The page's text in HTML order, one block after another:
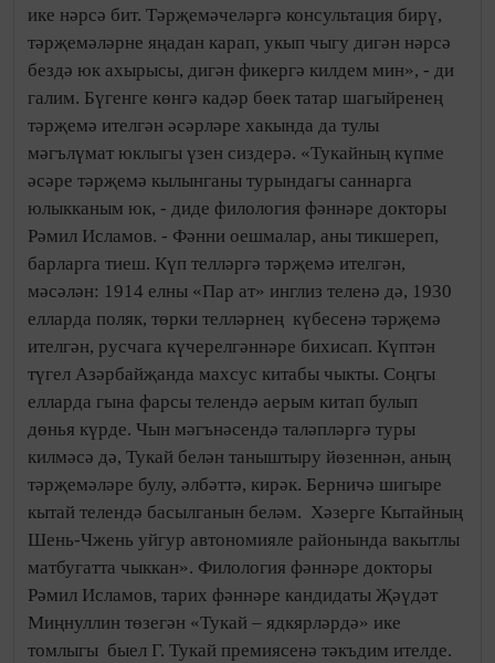
ике нәрсә бит. Тәрҗемәчеләргә консультация бирү,
тәрҗемәләрне яңадан карап, укып чыгу дигән нәрсә
бездә юк ахырысы, дигән фикергә килдем мин», - ди
галим. Бүгенге көнгә кадәр бөек татар шагыйренең
тәрҗемә ителгән әсәрләре хакында да тулы
мәгълүмат юклыгы үзен сиздерә. «Тукайның күпме
әсәре тәрҗемә кылынганы турындагы саннарга
юлыкканым юк, - диде филология фәннәре докторы
Рәмил Исламов. - Фәнни оешмалар, аны тикшереп,
барларга тиеш. Күп телләргә тәрҗемә ителгән,
мәсәлән: 1914 елны «Пар ат» инглиз теленә дә, 1930
елларда поляк, төрки телләрнең күбесенә тәрҗемә
ителгән, русчага күчерелгәннәре бихисап. Күптән
түгел Азәрбайҗанда махсус китабы чыкты. Соңгы
елларда гына фарсы телендә аерым китап булып
дөнья күрде. Чын мәгънәсендә таләпләргә туры
килмәсә дә, Тукай белән таныштыру йөзеннән, аның
тәрҗемәләре булу, әлбәттә, кирәк. Берничә шигыре
кытай телендә басылганын беләм. Хәзерге Кытайның
Шень-Чжень уйгур автономияле районында вакытлы
матбугатта чыккан». Филология фәннәре докторы
Рәмил Исламов, тарих фәннәре кандидаты Җәүдәт
Миңнуллин төзегән «Тукай – ядкярләрдә» ике
томлыгы быел Г. Тукай премиясенә тәкъдим ителде.